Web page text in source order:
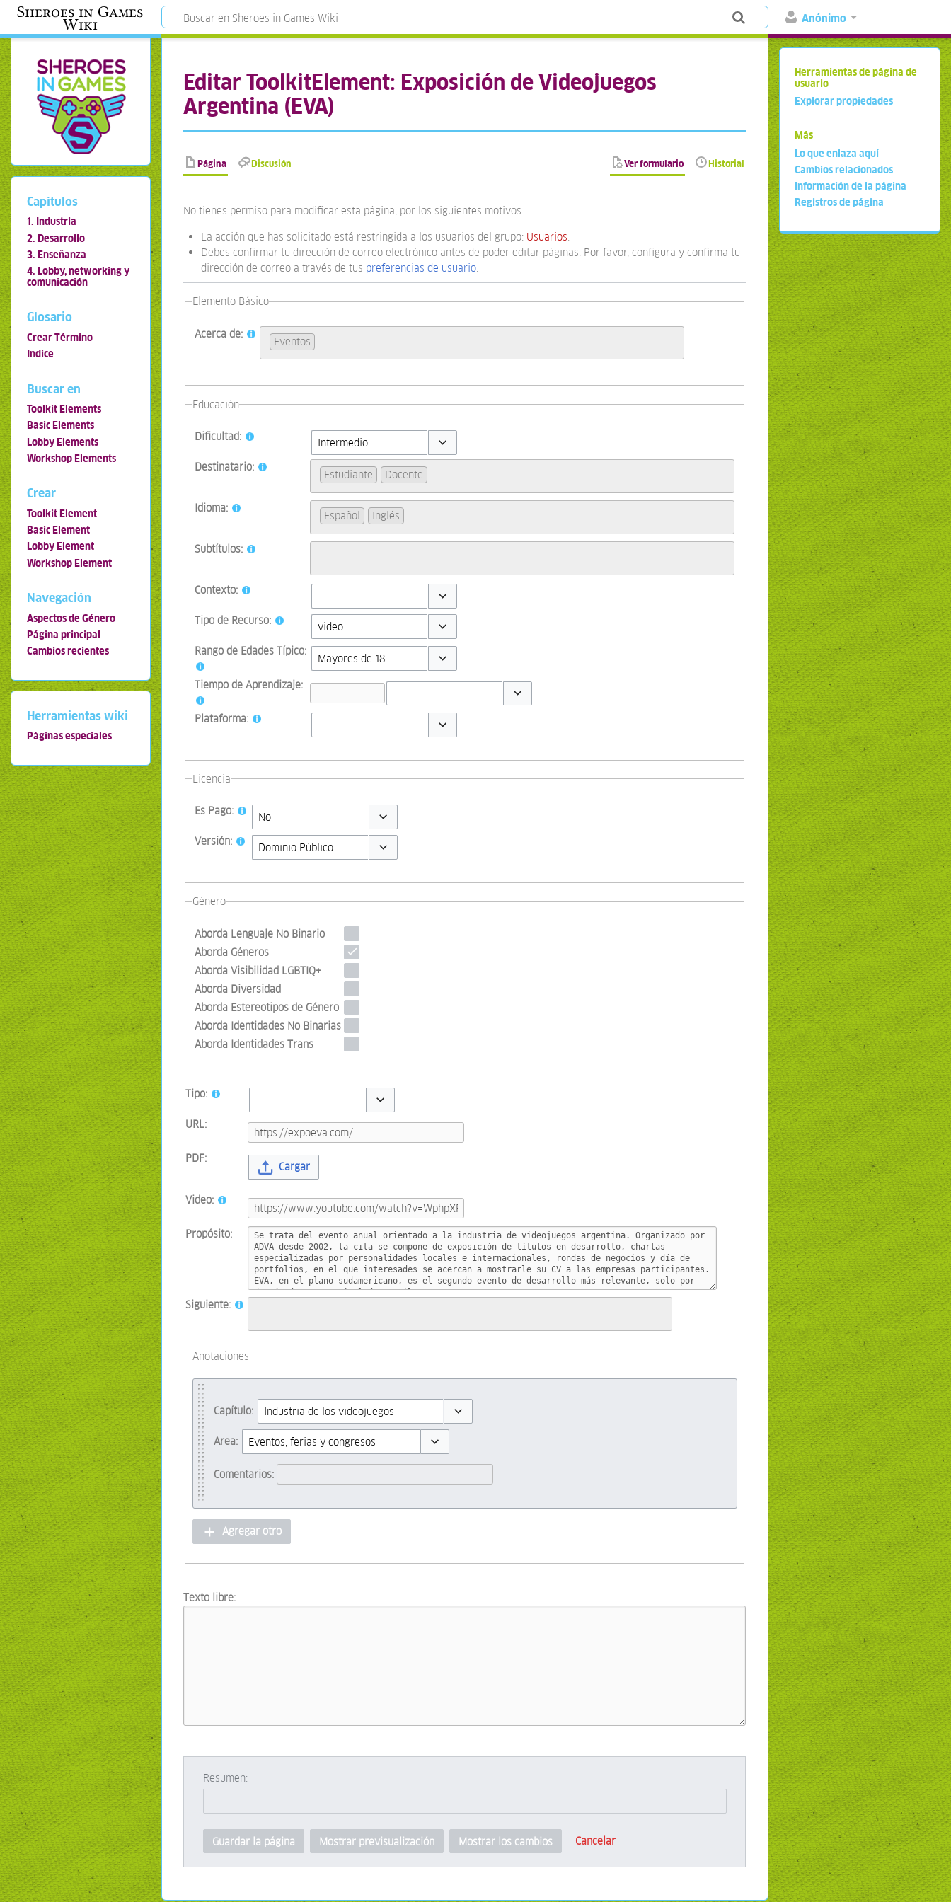
Anónimo
Sheroes in Games
Wiki
Editar ToolkitElement: Exposición de Videojuegos
Argentina (EVA)
Página Discusión Ver formulario Historial
No tienes permiso para modificar esta página, por los siguientes motivos:
La acción que has solicitado está restringida a los usuarios del grupo: Usuarios.
Debes confirmar tu dirección de correo electrónico antes de poder editar páginas. Por favor, configura y confirma tu
dirección de correo a través de tus preferencias de usuario.
Elemento Básico
Acerca de:
Eventos
Educación
Dificultad:
Toggle options
Destinatario:
Estudiante Docente
Idioma:
Español Inglés
Subtítulos:
Contexto:
Toggle options
Tipo de Recurso:
Toggle options
Rango de Edades Típico:
Tiempo de Aprendizaje:
Plataforma:
Licencia
Es Pago:
Toggle options
Versión:
Género
Aborda Lenguaje No Binario
Aborda Géneros
Aborda Visibilidad LGBTIQ+
Aborda Diversidad
Aborda Estereotipos de Género
Aborda Identidades No Binarias
Aborda Identidades Trans
Tipo:
URL:
PDF:
Cargar
Video:
Propósito:
Siguiente:
Anotaciones
Capítulo:
Toggle options
Area:
Comentarios:
Agregar otro
Texto libre:
Resumen:
Guardar la página Mostrar previsualización Mostrar los cambios Cancelar
Capítulos
1. Industria
2. Desarrollo
3. Enseñanza
4. Lobby, networking y
comunicación
Glosario
Crear Término
Indice
Buscar en
Toolkit Elements
Basic Elements
Lobby Elements
Workshop Elements
Crear
Toolkit Element
Basic Element
Lobby Element
Workshop Element
Navegación
Aspectos de Género
Página principal
Cambios recientes
Herramientas wiki
Páginas especiales
Herramientas de página de
usuario
Explorar propiedades
Más
Lo que enlaza aquí
Cambios relacionados
Información de la página
Registros de página